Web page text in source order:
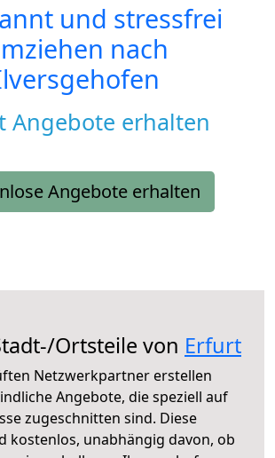
und stressfrei
nach
Angebote erhalten
Angebote erhalten
Ortsteile von Erfurt
Netzwerkpartner erstellen
Angebote, die speziell auf
zugeschnitten sind. Diese
kostenlos, unabhängig davon, ob